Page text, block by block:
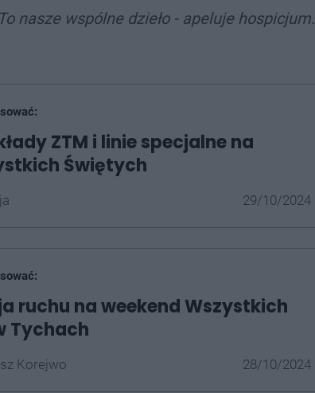
nasze wspólne dzieło - apeluje hospicjum.
ZTM i linie specjalne na
Świętych
29/10/2024
ruchu na weekend Wszystkich
Tychach
Korejwo 28/10/2024